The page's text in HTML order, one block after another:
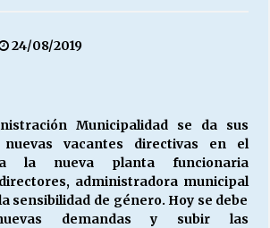
25/06/2026
habrían dicho?
23/06/2026
24/08/2019
Municipalidad se da sus
vacantes directivas en el
la nueva planta funcionaria
administradora municipal
sensibilidad de género. Hoy se debe
demandas y subir las